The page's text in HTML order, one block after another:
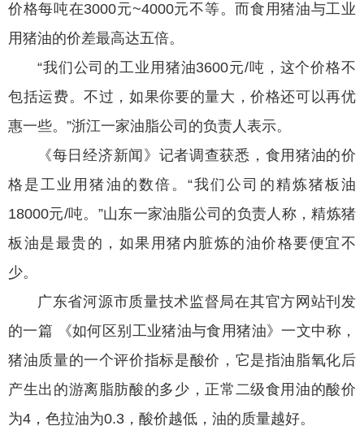
价格每吨在3000元~4000元不等。而食用猪油与工业
用猪油的价差最高达五倍。
“我们公司的工业用猪油3600元/吨，这个价格不
包括运费。不过，如果你要的量大，价格还可以再优
惠一些。”浙江一家油脂公司的负责人表示。
《每日经济新闻》记者调查获悉，食用猪油的价
格是工业用猪油的数倍。“我们公司的精炼猪板油
18000元/吨。”山东一家油脂公司的负责人称，精炼猪
板油是最贵的，如果用猪内脏炼的油价格要便宜不
少。
广东省河源市质量技术监督局在其官方网站刊发
的一篇 《如何区别工业猪油与食用猪油》一文中称，
猪油质量的一个评价指标是酸价，它是指油脂氧化后
产生出的游离脂肪酸的多少，正常二级食用油的酸价
为4，色拉油为0.3，酸价越低，油的质量越好。